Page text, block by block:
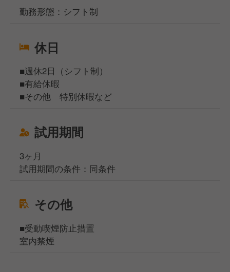
勤務形態：シフト制
休日
■週休2日（シフト制）
■有給休暇
■その他 特別休暇など
試用期間
3ヶ月
試用期間の条件：同条件
その他
■受動喫煙防止措置
室内禁煙